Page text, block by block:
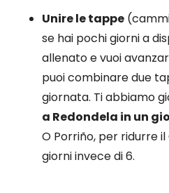
Unire le tappe
se hai pochi giorni a
allenato e vuoi
puoi combinare due
giornata. Ti abbiamo
a Redondela in un
O Porriño, per ridurre
giorni invece di 6.